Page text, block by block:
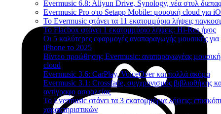
Evermusic 6.8: Aliyun Drive, Synology, νέα στυλ
Evermusic Pro στο Setapp Mobile: μουσική cloud για
Το Evermusic φτάνει τα 11 εκατομμύρια λήψεις
Το Flacbox φτάνει 1 εκατομμύριο λήψεις: Hi-Res ήχος
Οι 5 καλύτερες εφαρμογές αναπαραγωγής μουσικής για
iPhone το 2025
Βίντεο προώθησης Evermusic: αναπαραγωγέας
cloud
Evermusic 3.6: CarPlay, VoiceOver και πολλά ακόμα
Evermusic 3.1: Crossfade, συγχρονισμός βιβλιοθήκης
αντίγραφο ασφαλείας
Το Evermusic φτάνει τα 3 εκατομμύρια λήψεις:
χαρακτηριστικών